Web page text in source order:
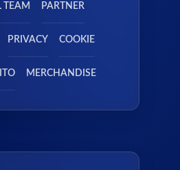
TEAM PARTNER
PRIVACY COOKIE
MERCHANDISE